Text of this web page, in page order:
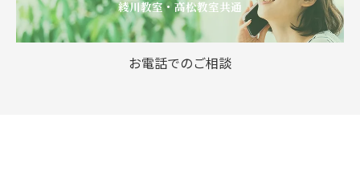
綾川教室・高松教室共通
お電話でのご相談